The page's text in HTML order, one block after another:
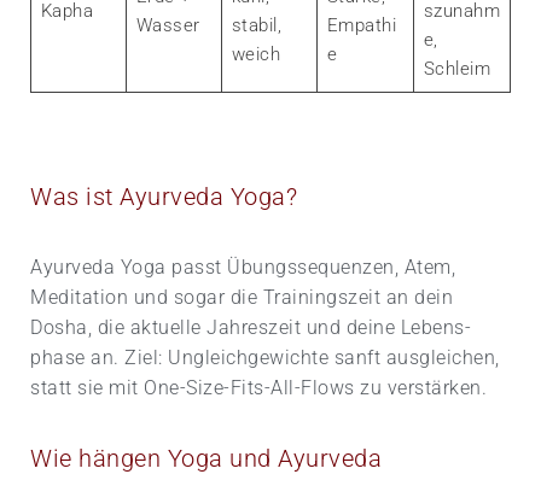
Kapha
Wasser
stabil,
weich
Empathi
e
szunahm
e,
Schleim
Was ist Ayurveda Yoga?
Ayurveda Yoga passt Übungs­sequenzen, Atem,
Meditation und sogar die Trainings­zeit an dein
Dosha, die aktuelle Jahres­zeit und deine Lebens­
phase an. Ziel: Ungleich­gewichte sanft ausgleichen,
statt sie mit One-Size-Fits-All-Flows zu verstärken.
Wie hängen Yoga und Ayurveda